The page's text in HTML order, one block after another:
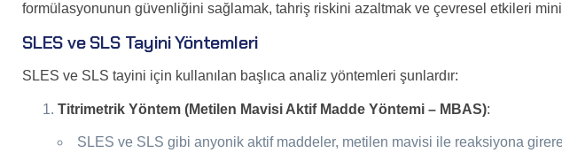
formülasyonunun güvenliğini sağlamak, tahriş riskini azaltmak ve çevresel etkileri
SLES ve SLS Tayini Yöntemleri
SLES ve SLS tayini için kullanılan başlıca analiz yöntemleri şunlardır:
Titrimetrik Yöntem (Metilen Mavisi Aktif Madde Yöntemi – MBAS):
SLES ve SLS gibi anyonik aktif maddeler, metilen mavisi ile reaksiyona